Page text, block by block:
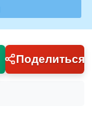
Поделиться